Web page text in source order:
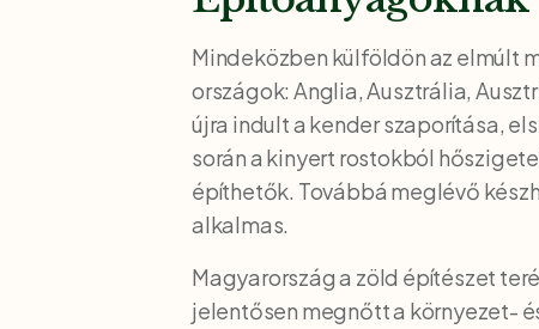
Mindeközben külföldön az elmúlt
országok: Anglia, Ausztrália,
újra indult a kender szaporítása,
során a kinyert rostokból
építhetők. Továbbá meglévő
alkalmas.
Magyarország a zöld építészet
jelentősen megnőtt a környezet-